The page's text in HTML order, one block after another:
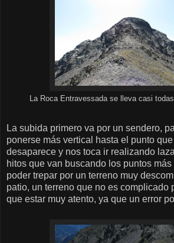
La Roca Entravessada se lleva casi
La subida primero va por un sendero,
ponerse más vertical hasta el punto
desaparece y nos toca ir realizando
hitos que van buscando los puntos
poder trepar por un terreno muy
patio, un terreno que no es complicado
que estar muy atento, ya que un error